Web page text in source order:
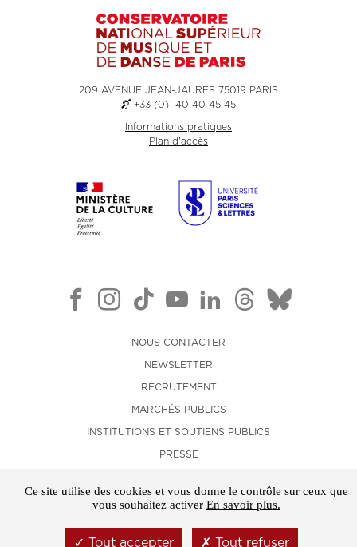
209 AVENUE JEAN-JAURÈS 75019 PARIS
+33 (0)1 40 40 45 45
Informations pratiques
Plan d'accès
NOUS CONTACTER
NEWSLETTER
RECRUTEMENT
MARCHÉS PUBLICS
INSTITUTIONS ET SOUTIENS PUBLICS
PRESSE
MENTIONS LÉGALES
GESTION DES COOKIES
Ce site utilise des cookies et vous donne le contrôle sur ceux que
vous souhaitez activer En savoir plus.
Tout accepter Tout refuser